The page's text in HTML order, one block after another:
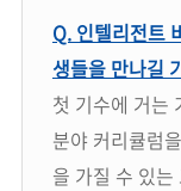
Q. 인텔리전트
생들을 만나길
첫 기수에 거는
분야 커리큘럼
을 가질 수 있